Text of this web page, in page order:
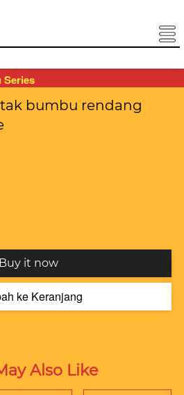
Series
bumbu rendang
`Buy it now
ke Keranjang
Also Like